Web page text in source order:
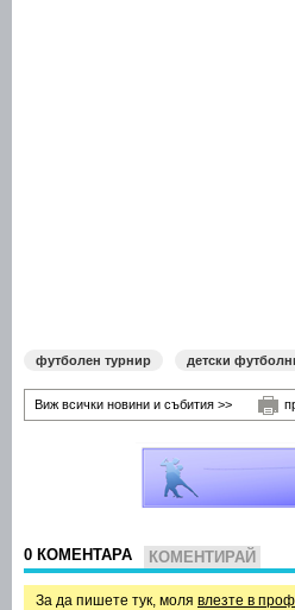
футболен турнир детски
Виж всички новини и събития >>
0 КОМЕНТАРА КОМЕНТИРАЙ
За да пишете тук, моля влезте в